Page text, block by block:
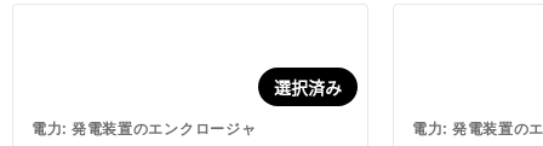
電力: 発電装置のエンクロージャ
選択済み
電力: 発電装置の